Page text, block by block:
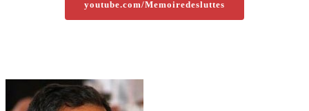
youtube.com/Memoiredesluttes